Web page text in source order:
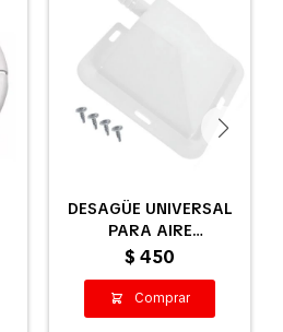
DESAGÜE UNIVERSAL
PARA AIRE
ACONDICIONADO
$ 450